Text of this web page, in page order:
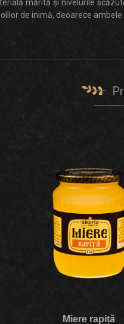
mărită și nivelurile
de inimă, deoarece
Miere rapiță